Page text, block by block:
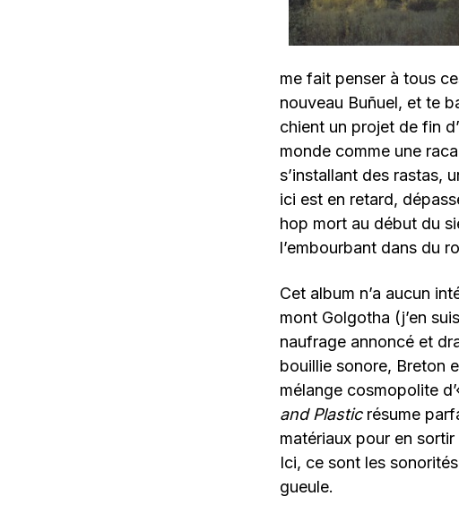
me fait penser à tous
nouveau Buñuel, et te
chient un projet de fin
monde comme une
s’installant des rastas,
ici est en retard,
hop mort au début du
l’embourbant dans du
Cet album n’a aucun
mont Golgotha (j’en
naufrage annoncé et
bouillie sonore, Breton
mélange cosmopolite
and Plasticrésume
matériaux pour en
Ici, ce sont les sonorités
gueule.